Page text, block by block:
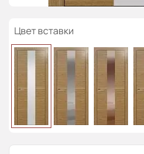
Цвет вставки